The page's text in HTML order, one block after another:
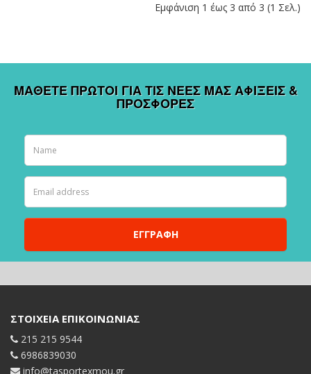
Εμφάνιση 1 έως 3 από 3 (1 Σελ.)
ΜΆΘΕΤΕ ΠΡΏΤΟΙ ΓΙΑ ΤΙΣ ΝΕΕΣ ΜΑΣ ΑΦΊΞΕΙΣ &
ΠΡΟΣΦΟΡΈΣ
ΕΓΓΡΑΦΉ
ΣΤΟΙΧΕΊΑ ΕΠΙΚΟΙΝΩΝΊΑΣ
215 215 9544
6986839030
info@tasportexmou.gr